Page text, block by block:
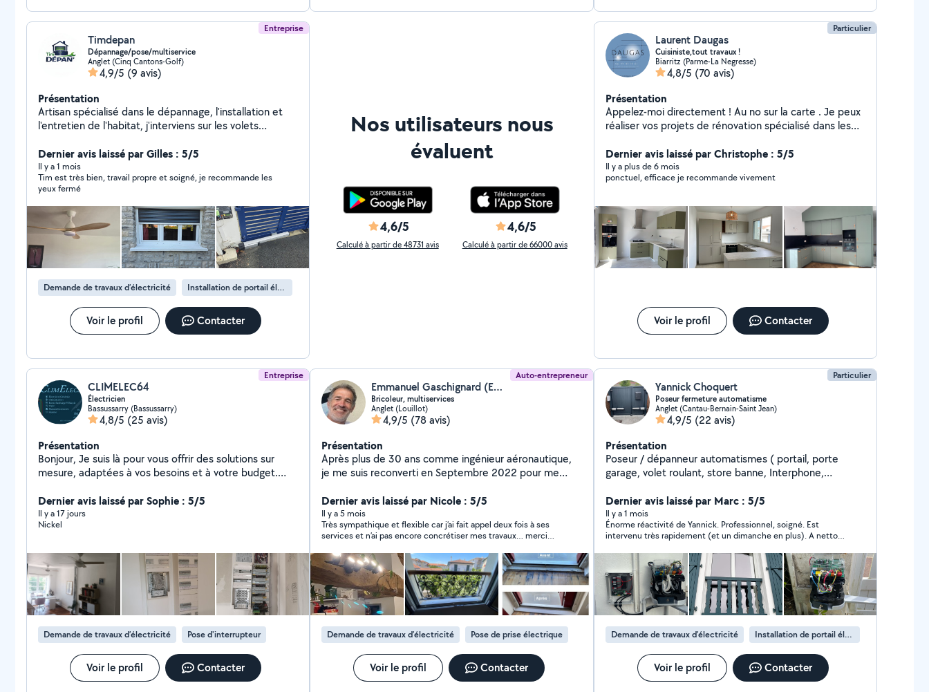
Entreprise
Timdepan
Dépannage/pose/multiservice
Anglet (Cinq Cantons-Golf)
4,9/5 (9 avis)
Présentation
Artisan spécialisé dans le dépannage, l'installation et
l'entretien de l'habitat, j'interviens sur les volets
coulissantes), portails, clôture, store, protection solaire
et petites réparations de serrurerie. Je réalise
également des travaux de multiservice et des
remplacements d'équipements, avec une intervention
rapide et un service soigné.
Dernier avis laissé par Gilles : 5/5
Il y a 1 mois
Tim est très bien, travail propre et soigné, je recommande les
yeux fermé
Demande de travaux d’électricité Installation de portail électrique
Voir le profil Contacter
Nos utilisateurs nous
évaluent
4,6/5
Calculé à partir de 48731 avis
4,6/5
Calculé à partir de 66000 avis
Particulier
Laurent Daugas
Cuisiniste,tout travaux !
Biarritz (Parme-La Negresse)
4,8/5 (70 avis)
Présentation
Appelez-moi directement ! Au no sur la carte . Je peux
réaliser vos projets de rénovation spécialisé dans les
montage de meubles etc. Je suis minutieux et j'ai
plusieurs rénovations de maison et appartement à mon
actif ! Chaudronier aéronautique de métier ! Reconverti
Dernier avis laissé par Christophe : 5/5
Il y a plus de 6 mois
ponctuel, efficace je recommande vivement
Voir le profil Contacter
Entreprise
CLIMELEC64
Électricien
Bassussarry (Bassussarry)
4,8/5 (25 avis)
Présentation
Bonjour, Je suis là pour vous offrir des solutions sur
mesure, adaptées à vos besoins et à votre budget.
normes, dépannage. Climatisation et VMC Domotique :
automatisation et gestion intelligente de votre maison.
Expertise et savoir-faire certifiés. Matériaux et
des normes de sécurité. Service client attentif et
réactif. Profitez d'un devis gratuit et personnalisé !
Confiez moi vos projets et assurez-vous d'un résultat
impeccable. Je reste à votre disposition !!!
Dernier avis laissé par Sophie : 5/5
Il y a 17 jours
Nickel
Demande de travaux d’électricité Pose d'interrupteur
Voir le profil Contacter
Auto-entrepreneur
Emmanuel Gaschignard (Emmanuel BricoMagic)
Bricoleur, multiservices
Anglet (Louillot)
4,9/5 (78 avis)
Présentation
Après plus de 30 ans comme ingénieur aéronautique,
je me suis reconverti en Septembre 2022 pour me
rencontrer des gens, partager le savoir. J' ai créé ma
micro entreprise de bricolage et je propose mes
services pour vous assister avec vos besoins en
maintenance, réparation ou amélioration de votre
habitat. Cela fait 40 ans que je touche un peu a tout,
pour moi ou pour les autres, et j'ai développé une
certaine habileté dont je veux vous faire profiter. Voir
quelques exemples sur les photos. A partir d' Aout
2026, c'est avec émotion que je quitte le Pays Basque
pour m'installer en Bretagne. Merci infiniment à tous les
clients qui m'ont fait confiance pendant ces 4 années.
Je m'installe à Crac'h dans le Morbihan, ma terre
familiale, pour continuer mon activité. Amis basques,
Milesker eta Adio, et aux bretons, Demat. Arrivée à
Dernier avis laissé par Nicole : 5/5
Il y a 5 mois
Très sympathique et flexible car j’ai fait appel deux fois à ses
services et n’ai pas encore concrétiser mes travaux… merci
Demande de travaux d’électricité Pose de prise électrique
Voir le profil Contacter
Particulier
Yannick Choquert
Poseur fermeture automatisme
Anglet (Cantau-Bernain-Saint Jean)
4,9/5 (22 avis)
Présentation
Poseur / dépanneur automatismes ( portail, porte
garage, volet roulant, store banne, Interphone,
Dernier avis laissé par Marc : 5/5
Il y a 1 mois
Énorme réactivité de Yannick. Professionnel, soigné. Est
intervenu très rapidement (et un dimanche en plus). A nettoyé
volets somfy ont tous été reconfiguré avec la bonne
télécommande, les bons arrêts haut et bas. Merci
Demande de travaux d’électricité Installation de portail électrique
Voir le profil Contacter